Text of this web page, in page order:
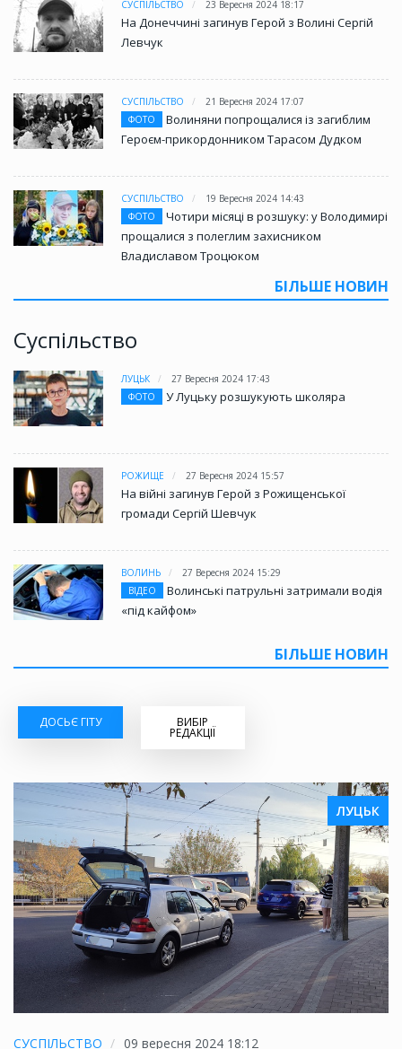
СУСПІЛЬСТВО 23 Вересня 2024 18:17
На Донеччині загинув Герой з Волині Сергій
Левчук
СУСПІЛЬСТВО
21 Вересня 2024 17:07
ФОТО
Волиняни попрощалися із загиблим
Героєм-прикордонником Тарасом Дудком
СУСПІЛЬСТВО
19 Вересня 2024 14:43
ФОТО
Чотири місяці в розшуку: у Володимирі
прощалися з полеглим захисником
Владиславом Троцюком
БІЛЬШЕ НОВИН
Суспільство
ЛУЦЬК
27 Вересня 2024 17:43
ФОТО
У Луцьку розшукують школяра
РОЖИЩЕ 27 Вересня 2024 15:57
На війні загинув Герой з Рожищенської
громади Сергій Шевчук
ВОЛИНЬ
27 Вересня 2024 15:29
ВІДЕО
Волинські патрульні затримали водія
«під кайфом»
БІЛЬШЕ НОВИН
ДОСЬЄ ГІТУ ВИБІР
РЕДАКЦІЇ
ЛУЦЬК
СУСПІЛЬСТВО
09 вересня 2024 18:12